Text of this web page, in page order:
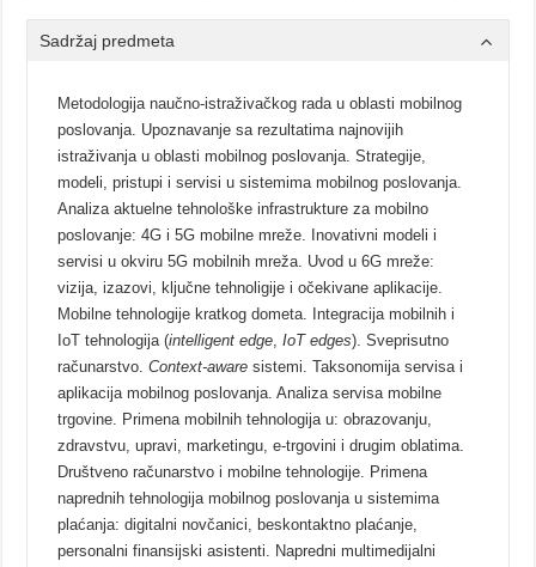
Sadržaj predmeta
Metodologija naučno-istraživačkog rada u oblasti mobilnog
poslovanja. Upoznavanje sa rezultatima najnovijih
istraživanja u oblasti mobilnog poslovanja. Strategije,
modeli, pristupi i servisi u sistemima mobilnog poslovanja.
Analiza aktuelne tehnološke infrastrukture za mobilno
poslovanje: 4G i 5G mobilne mreže. Inovativni modeli i
servisi u okviru 5G mobilnih mreža. Uvod u 6G mreže:
vizija, izazovi, ključne tehnoligije i očekivane aplikacije.
Mobilne tehnologije kratkog dometa. Integracija mobilnih i
IoT tehnologija (intelligent edge, IoT edges). Sveprisutno
računarstvo.Context-aware sistemi. Taksonomija servisa i
aplikacija mobilnog poslovanja. Analiza servisa mobilne
trgovine. Primena mobilnih tehnologija u: obrazovanju,
zdravstvu, upravi, marketingu, e-trgovini i drugim oblatima.
Društveno računarstvo i mobilne tehnologije. Primena
naprednih tehnologija mobilnog poslovanja u sistemima
plaćanja: digitalni novčanici, beskontaktno plaćanje,
personalni finansijski asistenti. Napredni multimedijalni